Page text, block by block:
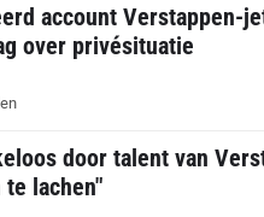
account Verstappen-
over privésituatie
door talent van
lachen"